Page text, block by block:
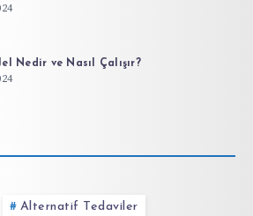
Nedir ve Nasıl Çalışır?
Alternatif Tedaviler